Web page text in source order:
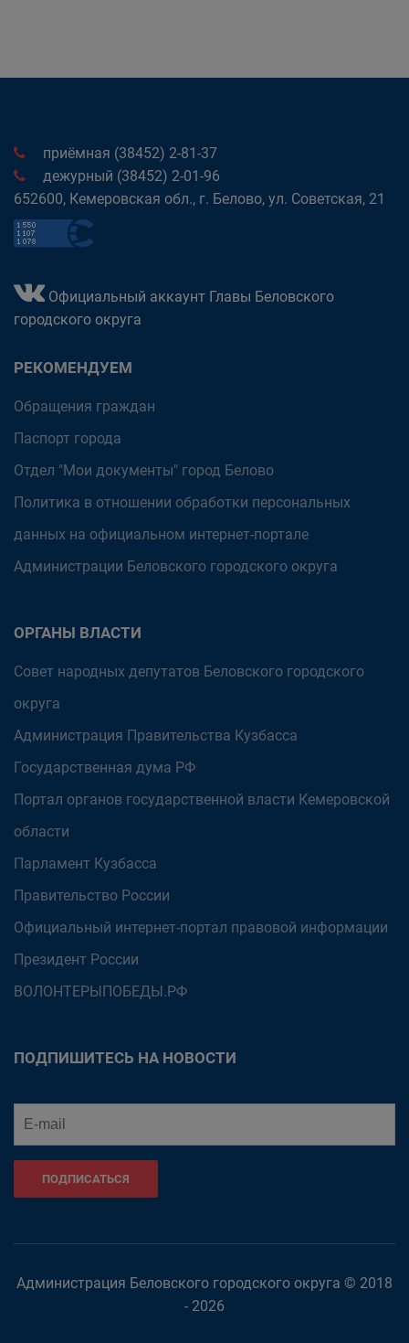
приёмная (38452) 2-81-37
дежурный (38452) 2-01-96
652600, Кемеровская обл., г. Белово, ул. Советская, 21
Официальный аккаунт Главы Беловского
городского округа
РЕКОМЕНДУЕМ
Обращения граждан
Паспорт города
Отдел "Мои документы" город Белово
Политика в отношении обработки персональных
данных на официальном интернет-портале
Администрации Беловского городского округа
ОРГАНЫ ВЛАСТИ
Совет народных депутатов Беловского городского
округа
Администрация Правительства Кузбасса
Государственная дума РФ
Портал органов государственной власти Кемеровской
области
Парламент Кузбасса
Правительство России
Официальный интернет-портал правовой информации
Президент России
ВОЛОНТЕРЫПОБЕДЫ.РФ
ПОДПИШИТЕСЬ НА НОВОСТИ
ПОДПИСАТЬСЯ
Администрация Беловского городского округа © 2018
- 2026